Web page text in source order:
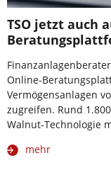
TSO jetzt auch
Online-
Vermögensanlagen
zugreifen. Rund
Walnut-Technologie
mehr